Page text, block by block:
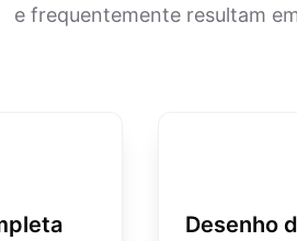
e frequentemente resultam
Desenho